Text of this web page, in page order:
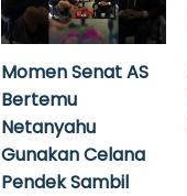
Momen Senat AS
Bertemu
Netanyahu
Gunakan Celana
Pendek Sambil